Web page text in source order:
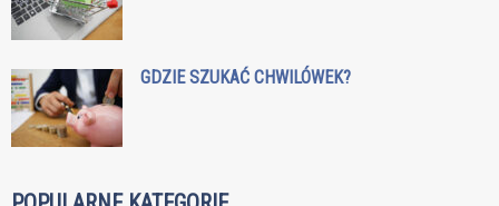
GDZIE SZUKAĆ CHWILÓWEK?